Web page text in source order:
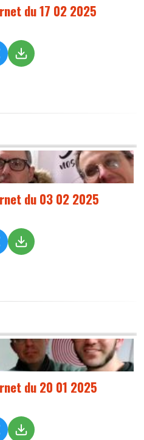
du 17 02 2025
du 03 02 2025
du 20 01 2025